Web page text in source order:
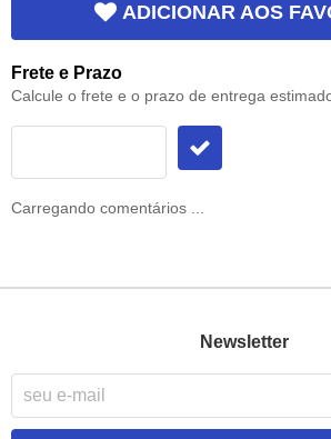
ADICIONAR AOS
Frete e Prazo
Calcule o frete e o prazo de entrega
Carregando comentários ...
Newsletter